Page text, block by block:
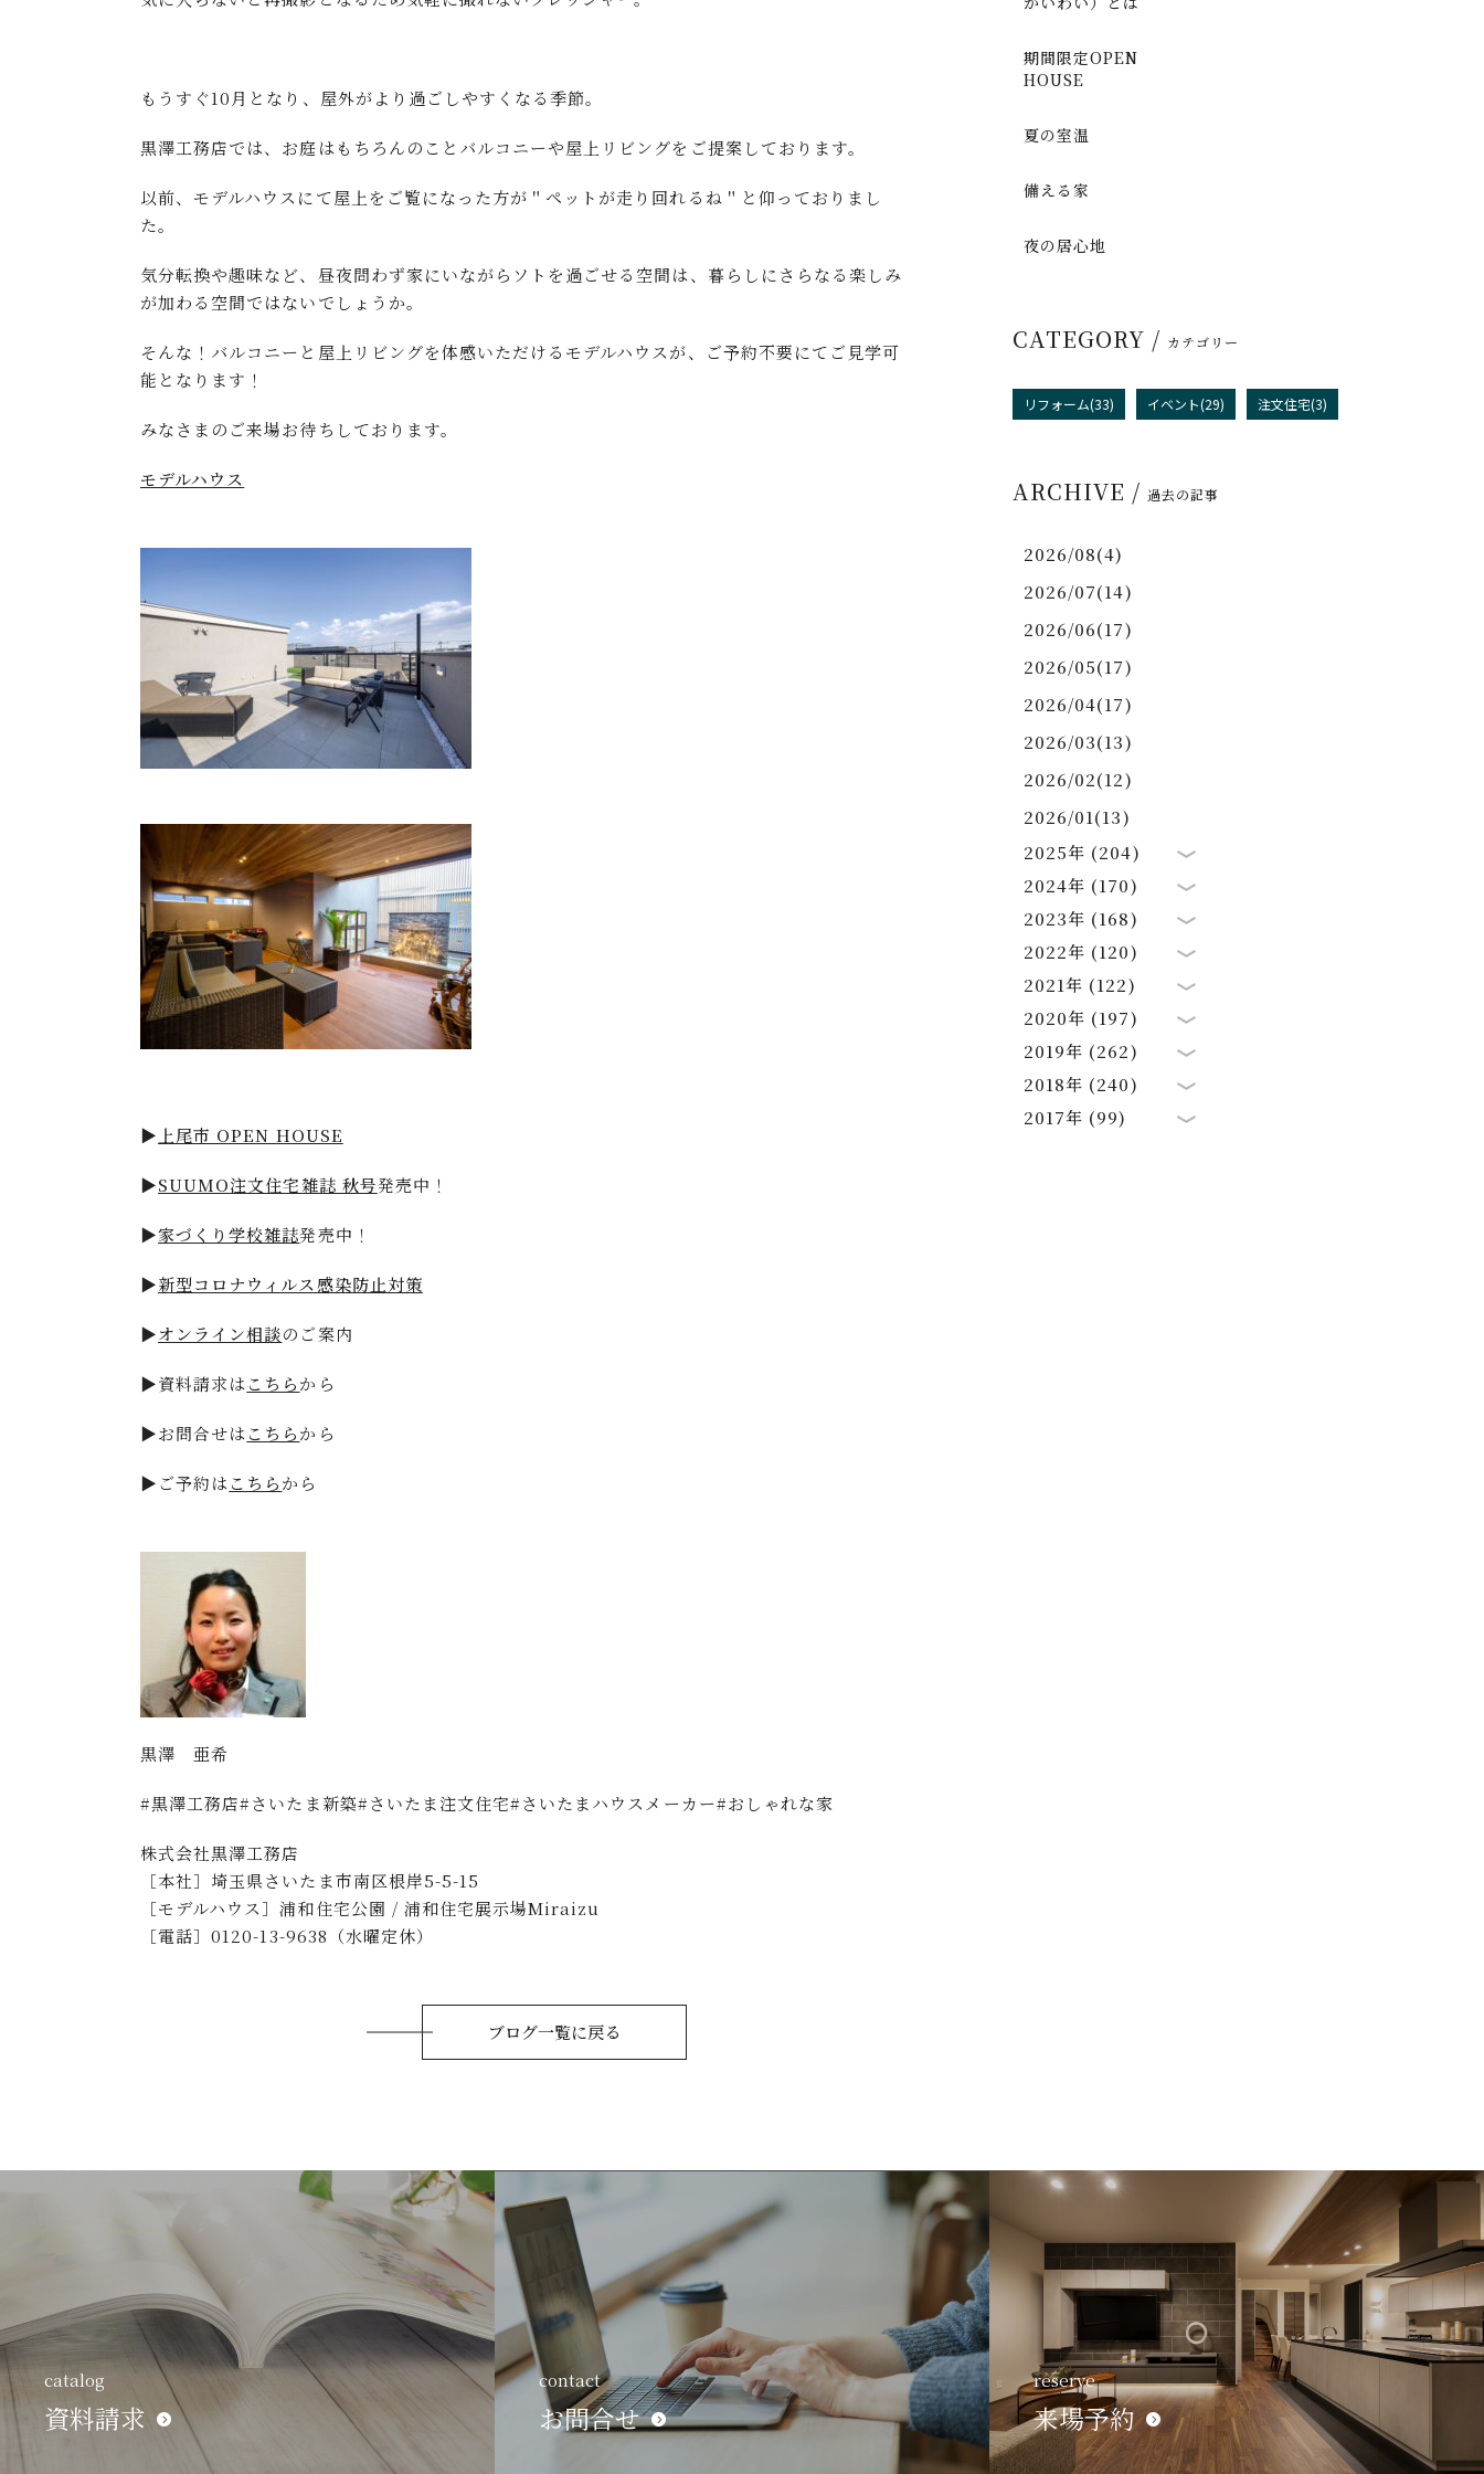
もうすぐ10月となり、屋外がより過ごしやすくなる季節。
黒澤工務店では、お庭はもちろんのことバルコニーや屋上リビングをご提案しております。
以前、モデルハウスにて屋上をご覧になった方が＂ペットが走り回れるね＂と仰っておりまし
た。
気分転換や趣味など、昼夜問わず家にいながらソトを過ごせる空間は、暮らしにさらなる楽しみ
が加わる空間ではないでしょうか。
そんな！バルコニーと屋上リビングを体感いただけるモデルハウスが、ご予約不要にてご見学可
能となります！
みなさまのご来場お待ちしております。
モデルハウス
▶ 上尾市 OPEN HOUSE
▶SUUMO注文住宅雑誌 秋号発売中！
▶家づくり学校雑誌発売中！
▶新型コロナウィルス感染防止対策
▶オンライン相談のご案内
▶資料請求はこちらから
▶お問合せはこちらから
▶ご予約はこちらから
黒澤 亜希
#黒澤工務店#さいたま新築#さいたま注文住宅#さいたまハウスメーカー#おしゃれな家
株式会社黒澤工務店
［本社］埼玉県さいたま市南区根岸5-5-15
［モデルハウス］浦和住宅公園 / 浦和住宅展示場Miraizu
［電話］0120-13-9638（水曜定休）
ブログ一覧に戻る
期間限定OPEN
HOUSE
夏の室温
備える家
夜の居心地
CATEGORY / カテゴリー
リフォーム(33) イベント(29) 注文住宅(3)
ARCHIVE / 過去の記事
2026/08(4)
2026/07(14)
2026/06(17)
2026/05(17)
2026/04(17)
2026/03(13)
2026/02(12)
2026/01(13)
2025年 (204)
2024年 (170)
2023年 (168)
2022年 (120)
2021年 (122)
2020年 (197)
2019年 (262)
2018年 (240)
2017年 (99)
catalog
資料請求
contact
お問合せ
reserve
来場予約